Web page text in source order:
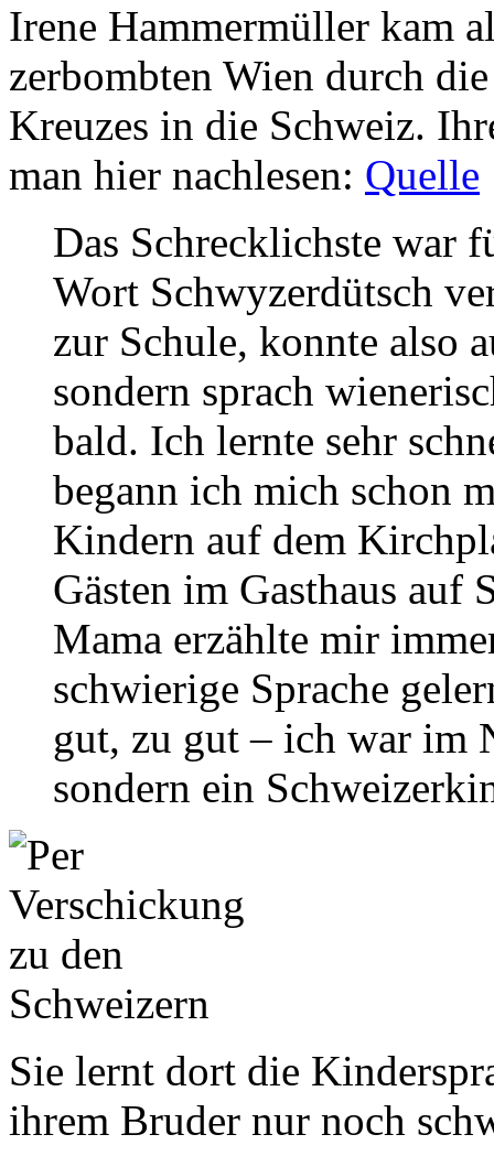
Irene Hammermüller kam
zerbombten Wien durch
Kreuzes in die Schweiz.
man hier nachlesen: Quelle
Das Schrecklichste war
Wort Schwyzerdütsch
zur Schule, konnte also
sondern sprach
bald. Ich lernte sehr
begann ich mich schon
Kindern auf dem
Gästen im Gasthaus auf
Mama erzählte mir
schwierige Sprache
gut, zu gut – ich war im
sondern ein
Sie lernt dort die
ihrem Bruder nur noch